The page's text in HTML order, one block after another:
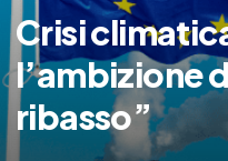
Crisi
l’ambizione
ribasso”